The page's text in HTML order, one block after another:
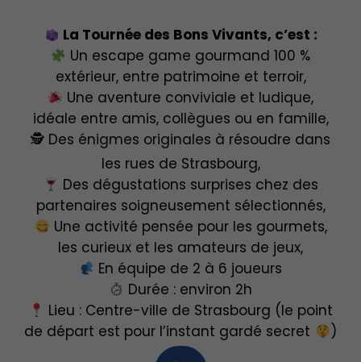
La Tournée des Bons Vivants, c’est :
Un escape game gourmand 100 %
extérieur, entre patrimoine et terroir,
Une aventure conviviale et ludique,
idéale entre amis, collègues ou en famille,
🕵️ Des énigmes originales à résoudre dans
les rues de Strasbourg,
Des dégustations surprises chez des
partenaires soigneusement sélectionnés,
Une activité pensée pour les gourmets,
les curieux et les amateurs de jeux,
En équipe de 2 à 6 joueurs
Durée : environ 2h
Lieu : Centre-ville de Strasbourg (le point
de départ est pour l’instant gardé secret
)